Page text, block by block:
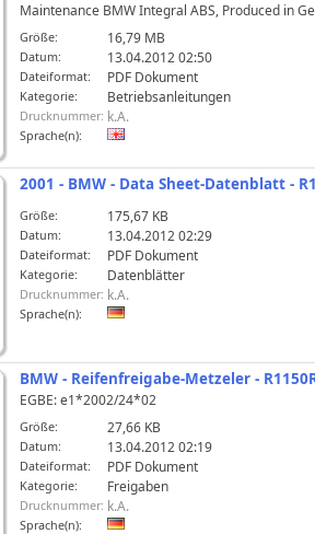
Maintenance BMW Integral ABS, Produced in
Größe: 16,79 MB
Datum: 13.04.2012 02:50
Dateiformat: PDF Dokument
Kategorie: Betriebsanleitungen
Drucknummer: k.A.
Sprache(n):
2001 - BMW - Data Sheet-Datenblatt -
Größe: 175,67 KB
Datum: 13.04.2012 02:29
Dateiformat: PDF Dokument
Kategorie: Datenblätter
Drucknummer: k.A.
Sprache(n):
BMW - Reifenfreigabe-Metzeler -
EGBE: e1*2002/24*02
Größe: 27,66 KB
Datum: 13.04.2012 02:19
Dateiformat: PDF Dokument
Kategorie: Freigaben
Drucknummer: k.A.
Sprache(n):